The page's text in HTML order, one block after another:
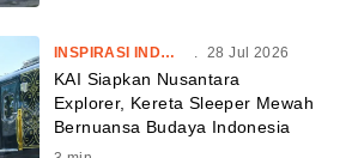
INSPIRASI INDONESIA 28 Jul 2026
KAI Siapkan Nusantara
Explorer, Kereta Sleeper Mewah
Bernuansa Budaya Indonesia